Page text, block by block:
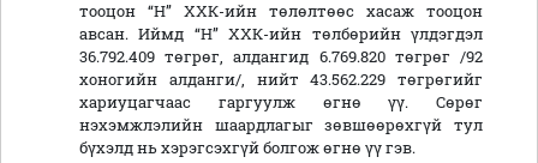
тооцон “Н” ХХК-ийн төлөлтөөс хасаж тооцон
авсан. Иймд “Н” ХХК-ийн төлбөрийн үлдэгдэл
36.792.409 төгрөг, алдангид 6.769.820 төгрөг /92
хоногийн алданги/, нийт 43.562.229 төгрөгийг
хариуцагчаас гаргуулж өгнө үү. Сөрөг
нэхэмжлэлийн шаардлагыг зөвшөөрөхгүй тул
бүхэлд нь хэрэгсэхгүй болгож өгнө үү гэв.